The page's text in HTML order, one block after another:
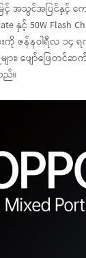
င်အပြင်နှင့် ကောင်
Rate နှင့် 50W
ဇန်နဝါရီလ ၁၄ ရ
ဖျော်ဖြေတင်ဆက်
။